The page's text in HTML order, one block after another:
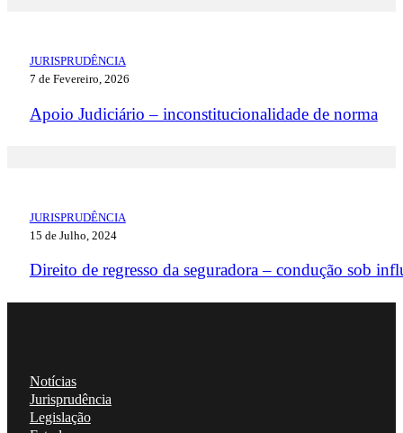
JURISPRUDÊNCIA
7 de Fevereiro, 2026
Apoio Judiciário – inconstitucionalidade de norma
JURISPRUDÊNCIA
15 de Julho, 2024
Direito de regresso da seguradora – condução sob
Notícias
Jurisprudência
Legislação